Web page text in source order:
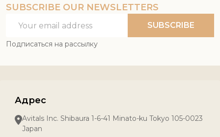
SUBSCRIBE OUR NEWSLETTERS
Address
SUBSCRIBE
Подписаться на рассылку
Адрес
Avitals Inc. Shibaura 1-6-41 Minato-ku Tokyo 105-0023
Japan